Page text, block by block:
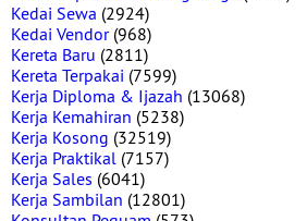
Kedai Sewa (2924)
Kedai Vendor(968)
Kereta Baru (2811)
Kereta Terpakai (7599)
Kerja Diploma & Ijazah (13068)
Kerja Kemahiran (5238)
Kerja Kosong (32519)
Kerja Praktikal (7157)
Kerja Sales (6041)
Kerja Sambilan (12801)